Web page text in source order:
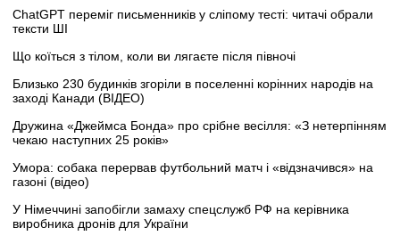
ChatGPT переміг письменників у сліпому тесті: читачі обрали
тексти ШІ
Що коїться з тілом, коли ви лягаєте після півночі
Близько 230 будинків згоріли в поселенні корінних народів на
заході Канади (ВІДЕО)
Дружина «Джеймса Бонда» про срібне весілля: «З нетерпінням
чекаю наступних 25 років»
Умора: собака перервав футбольний матч і «відзначився» на
газоні (відео)
У Німеччині запобігли замаху спецслужб РФ на керівника
виробника дронів для України